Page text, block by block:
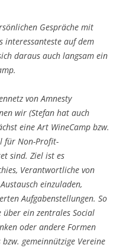
Gespräche mit
interessanteste auf dem
daraus auch langsam ein
von Amnesty
wir (Stefan hat auch
eine Art WineCamp bzw.
für Non-Profit-
sind. Ziel ist es
Verantwortliche von
einzuladen,
Aufgabenstellungen. So
ein zentrales Social
oder andere Formen
gemeinnützige Vereine